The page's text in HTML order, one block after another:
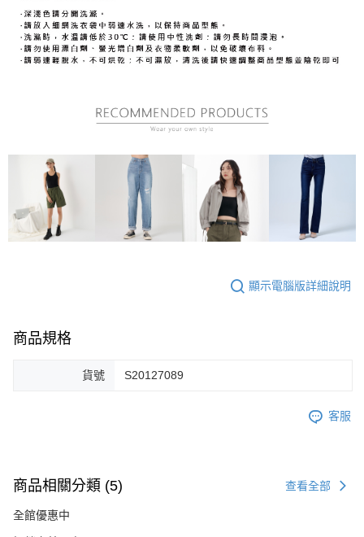
顯示電腦版詳細說明
商品規格
貨號 S20127089
客服
商品相關分類 (5) 查看全部
全館優惠中